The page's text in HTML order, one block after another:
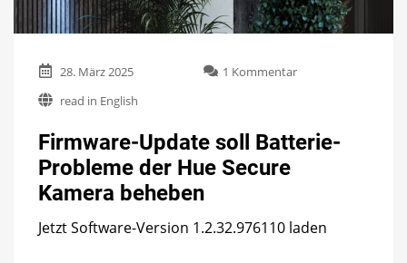
28. März 2025 1 Kommentarzu
Batterie-
Kamera
read in English
Firmware-Update soll Batterie-
Probleme der Hue Secure
Kamera beheben
Jetzt Software-Version 1.2.32.976110 laden